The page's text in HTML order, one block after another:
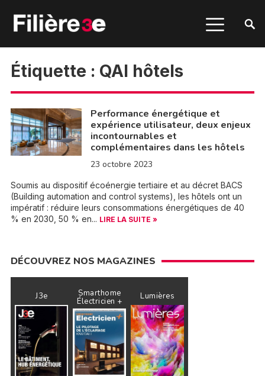
Étiquette : QAI hôtels
Performance énergétique et
expérience utilisateur, deux enjeux
incontournables et
complémentaires dans les hôtels
23 octobre 2023
Soumis au dispositif écoénergie tertiaire et au décret BACS
(Building automation and control systems), les hôtels ont un
impératif : réduire leurs consommations énergétiques de 40
% en 2030, 50 % en... LIRE LA SUITE »
DÉCOUVREZ NOS MAGAZINES
J3e Smarthome
Électricien + Lumières